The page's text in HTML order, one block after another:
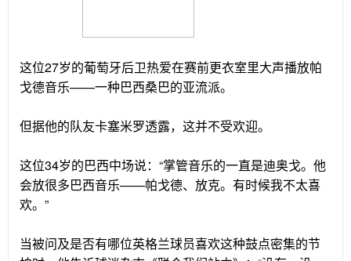
这位27岁的葡萄牙后卫热爱在赛前更衣室里大声播放帕
戈德音乐——一种巴西桑巴的亚流派。
但据他的队友卡塞米罗透露，这并不受欢迎。
这位34岁的巴西中场说：“掌管音乐的一直是迪奥戈。他
会放很多巴西音乐——帕戈德、放克。有时候我不太喜
欢。”
当被问及是否有哪位英格兰球员喜欢这种鼓点密集的节